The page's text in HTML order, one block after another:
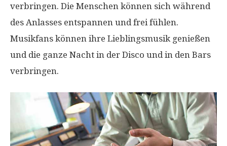
verbringen. Die Menschen können sich während
des Anlasses entspannen und frei fühlen.
Musikfans können ihre Lieblingsmusik genießen
und die ganze Nacht in der Disco und in den Bars
verbringen.